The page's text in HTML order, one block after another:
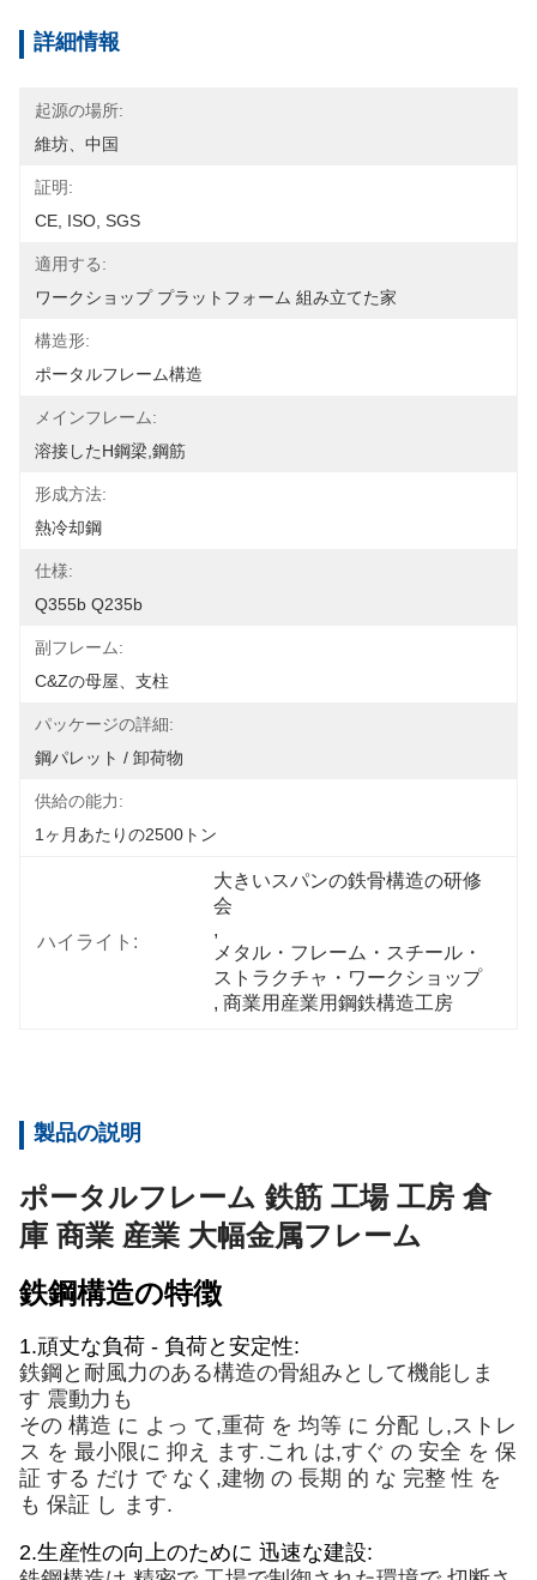
詳細情報
起源の場所:
維坊、中国
証明:
CE, ISO, SGS
適用する:
ワークショップ プラットフォーム 組み立てた家
構造形:
ポータルフレーム構造
メインフレーム:
溶接したH鋼梁,鋼筋
形成方法:
熱冷却鋼
仕様:
Q355b Q235b
副フレーム:
C&Zの母屋、支柱
パッケージの詳細:
鋼パレット / 卸荷物
供給の能力:
1ヶ月あたりの2500トン
ハイライト:
大きいスパンの鉄骨構造の研修
会
,
メタル・フレーム・スチール・
ストラクチャ・ワークショップ
, 商業用産業用鋼鉄構造工房
製品の説明
ポータルフレーム 鉄筋 工場 工房 倉
庫 商業 産業 大幅金属フレーム
鉄鋼構造の特徴
1.頑丈な負荷 - 負荷と安定性:
鉄鋼 と 耐風力のある構造の骨組みとして機能しま
す 震動力も
その 構造 に よっ て,重荷 を 均等 に 分配 し,ストレ
ス を 最小限に 抑え ます.これ は,すぐ の 安全 を 保
証 する だけ で なく,建物 の 長期 的 な 完整 性 を
も 保証 し ます.
2.生産性の向上のために 迅速な建設: